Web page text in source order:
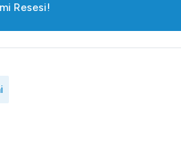
Resesi!